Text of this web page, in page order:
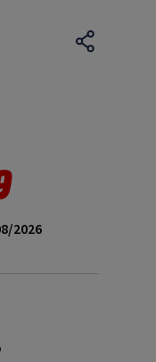
2026